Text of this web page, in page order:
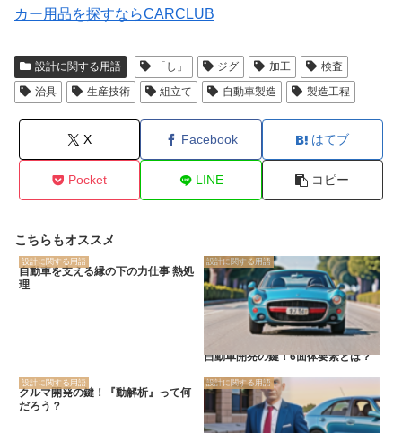
カー用品を探すならCARCLUB
設計に関する用語 「し」 ジグ 加工
検査
治具
生産技術 組立て 自動車製造 製造工程
X Facebook はてブ
Pocket LINE コピー
こちらもオススメ
設計に関する用語
自動車を支える縁の下の力仕事 熱処
理
設計に関する用語
自動車開発の鍵！6面体要素とは？
設計に関する用語
クルマ開発の鍵！『動解析』って何
だろう？
設計に関する用語